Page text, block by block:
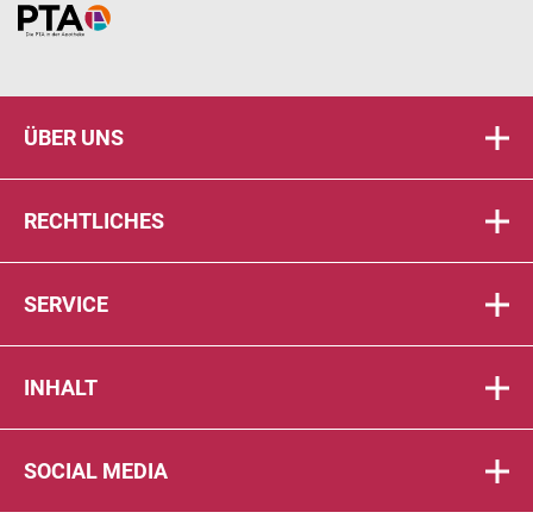
Home
ÜBER UNS
RECHTLICHES
SERVICE
INHALT
SOCIAL MEDIA